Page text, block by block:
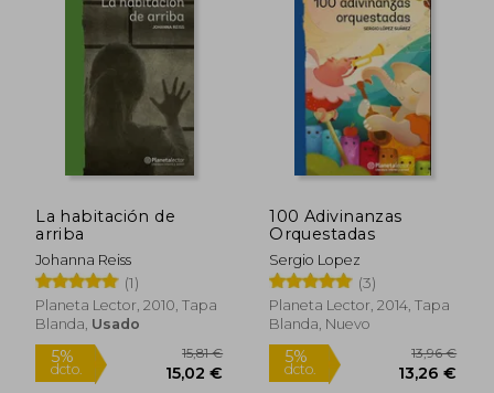
La habitación de
arriba
Johanna Reiss
(1)
Planeta Lector, 2010, Tapa
Blanda, Usado
100 Adivinanzas
Orquestadas
Sergio Lopez
(3)
Planeta Lector, 2014, Tapa
Blanda, Nuevo